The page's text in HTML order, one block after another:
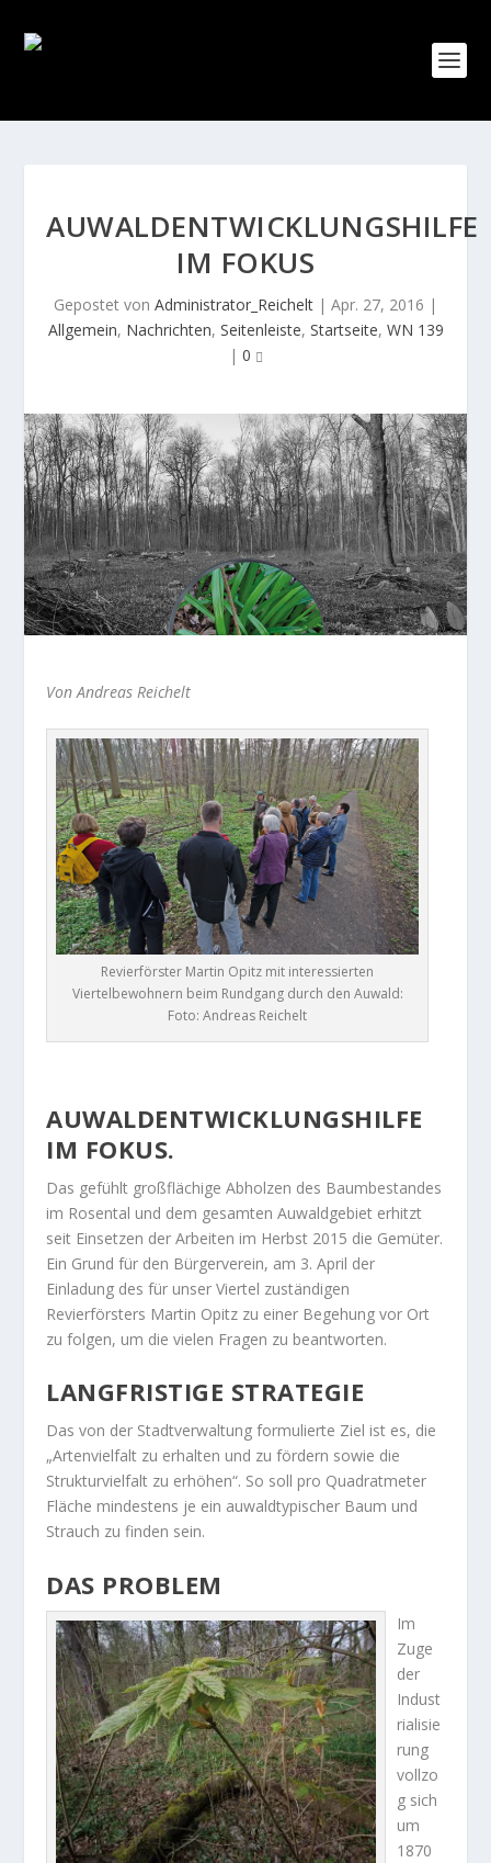
AUWALDENTWICKLUNGSHILFE
IM FOKUS
Gepostet von Administrator_Reichelt | Apr. 27, 2016 |
Allgemein, Nachrichten, Seitenleiste, Startseite, WN 139
| 0
Von Andreas Reichelt
Revierförster Martin Opitz mit interessierten
Viertelbewohnern beim Rundgang durch den Auwald:
Foto: Andreas Reichelt
AUWALDENTWICKLUNGSHILFE
IM FOKUS.
Das gefühlt großflächige Abholzen des Baumbestandes
im Rosental und dem gesamten Auwaldgebiet erhitzt
seit Einsetzen der Arbeiten im Herbst 2015 die Gemüter.
Ein Grund für den Bürgerverein, am 3. April der
Einladung des für unser Viertel zuständigen
Revierförsters Martin Opitz zu einer Begehung vor Ort
zu folgen, um die vielen Fragen zu beantworten.
LANGFRISTIGE STRATEGIE
Das von der Stadtverwaltung formulierte Ziel ist es, die
„Artenvielfalt zu erhalten und zu fördern sowie die
Strukturvielfalt zu erhöhen“. So soll pro Quadratmeter
Fläche mindestens je ein auwaldtypischer Baum und
Strauch zu finden sein.
DAS PROBLEM
Im
Zuge
der
Indust
rialisie
rung
vollzo
g sich
um
1870